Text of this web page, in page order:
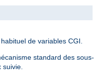
de variables CGI.
standard des sous-
suivie.